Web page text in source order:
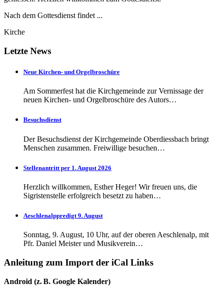
Nach dem Gottesdienst findet ...
Kirche
Letzte News
Neue Kirchen- und Orgelbroschüre
Am Sommerfest hat die Kirchgemeinde zur Vernissage der
neuen Kirchen- und Orgelbroschüre des Autors…
Besuchsdienst
Der Besuchsdienst der Kirchgemeinde Oberdiessbach bringt
Menschen zusammen. Freiwillige besuchen…
Stellenantritt per 1. August 2026
Herzlich willkommen, Esther Heger! Wir freuen uns, die
Sigristenstelle erfolgreich besetzt zu haben…
Aeschlenalppredigt 9. August
Sonntag, 9. August, 10 Uhr, auf der oberen Aeschlenalp, mit
Pfr. Daniel Meister und Musikverein…
Anleitung zum Import der iCal Links
Android (z. B. Google Kalender)